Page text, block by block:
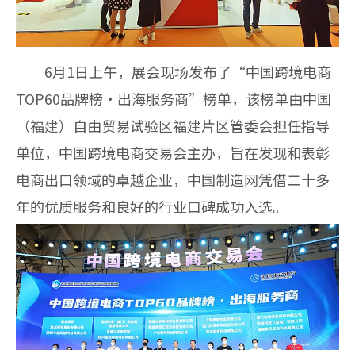
6月1日上午，展会现场发布了“中国跨境电商
TOP60品牌榜·出海服务商”榜单，该榜单由中国
（福建）自由贸易试验区福建片区管委会担任指导
单位，中国跨境电商交易会主办，旨在发现和表彰
电商出口领域的卓越企业，中国制造网凭借二十多
年的优质服务和良好的行业口碑成功入选。